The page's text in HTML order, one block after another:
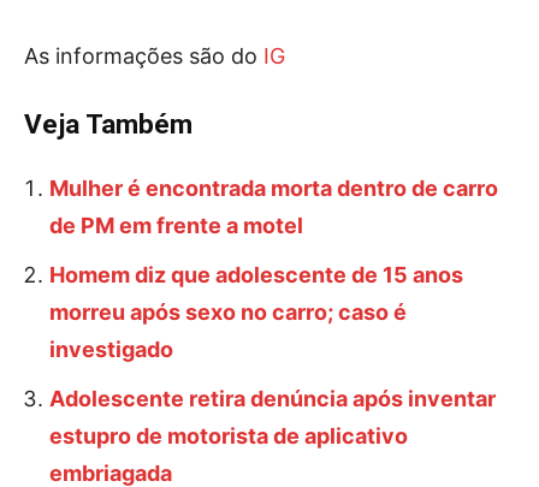
As informações são do IG
Veja Também
Mulher é encontrada morta dentro de carro
de PM em frente a motel
Homem diz que adolescente de 15 anos
morreu após sexo no carro; caso é
investigado
Adolescente retira denúncia após inventar
estupro de motorista de aplicativo
embriagada